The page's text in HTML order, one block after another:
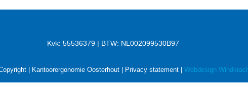
Kvk: 55536379 | BTW: NL002099530B97
| Kantoorergonomie Oosterhout | Privacy statement| Webdesign